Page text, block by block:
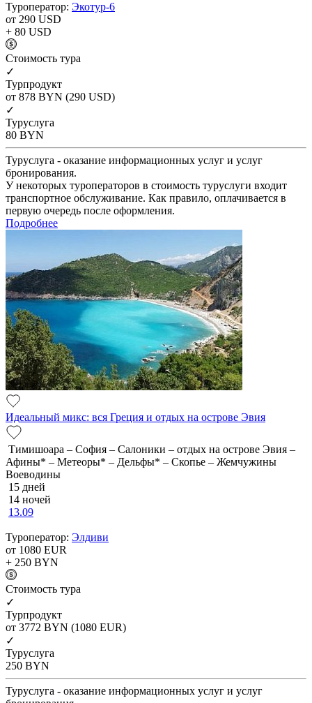
Туроператор: Экотур-6
от 290 USD
+ 80 USD
Cтоимость тура
✓
Турпродукт
от 878 BYN (290 USD)
✓
Туруслуга
80 BYN
Туруслуга - оказание информационных услуг и услуг
бронирования.
У некоторых туроператоров в стоимость туруслуги входит
транспортное обслуживание. Как правило, оплачивается в
первую очередь после оформления.
Подробнее
Идеальный микс: вся Греция и отдых на острове Эвия
Тимишоара – София – Салоники – отдых на острове Эвия –
Афины* – Метеоры* – Дельфы* – Скопье – Жемчужины
Воеводины
15 дней
14 ночей
13.09
Туроператор: Элдиви
от 1080 EUR
+ 250 BYN
Cтоимость тура
✓
Турпродукт
от 3772 BYN (1080 EUR)
✓
Туруслуга
250 BYN
Туруслуга - оказание информационных услуг и услуг